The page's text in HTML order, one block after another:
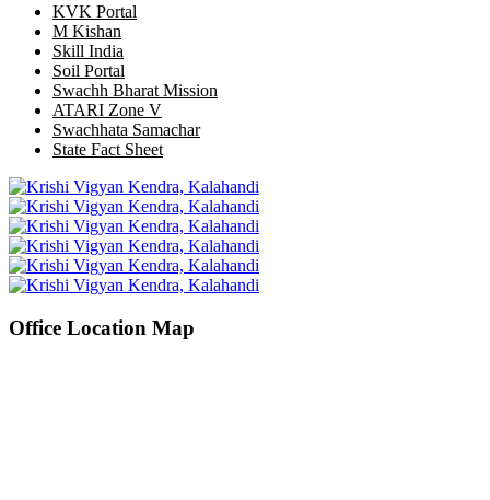
KVK Portal
M Kishan
Skill India
Soil Portal
Swachh Bharat Mission
ATARI Zone V
Swachhata Samachar
State Fact Sheet
Office Location Map